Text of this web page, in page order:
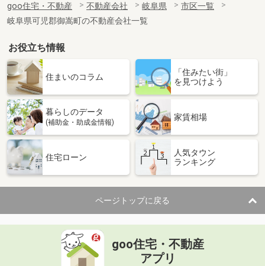
goo住宅・不動産 不動産会社 岐阜県
市区一覧
岐阜県可児郡御嵩町の不動産会社一覧
お役立ち情報
住まいのコラム
「住みたい街」
を見つけよう
暮らしのデータ
(補助金・助成金情報)
家賃相場
住宅ローン
人気タウン
ランキング
ページトップに戻る
goo住宅・不動産
アプリ